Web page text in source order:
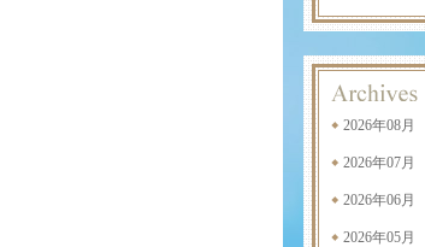
2026年08月
2026年07月
2026年06月
2026年05月